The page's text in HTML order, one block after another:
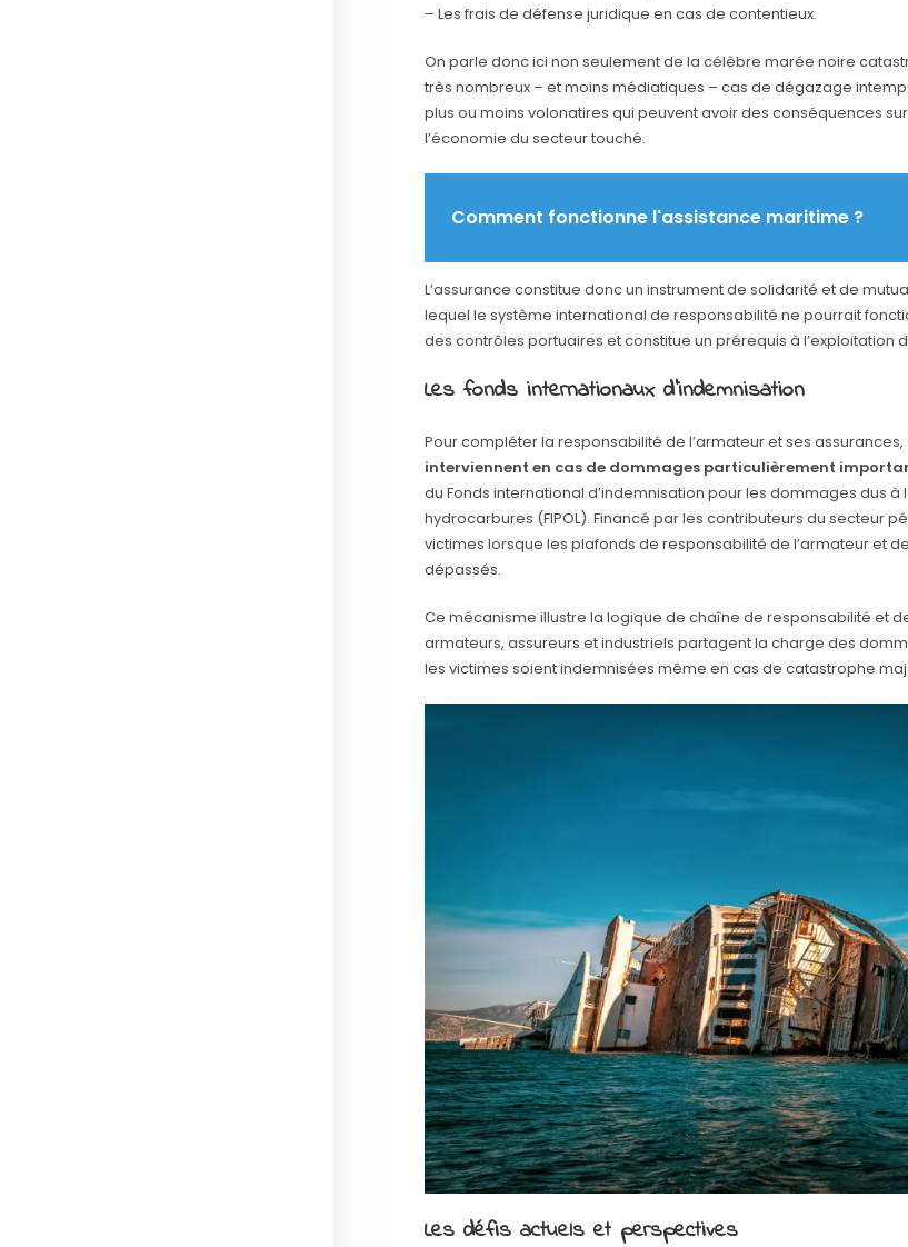
– Les frais de défense juridique en cas de contentieux.
On parle donc ici non seulement de la célèbre marée noire
très nombreux – et moins médiatiques – cas de dégazage
plus ou moins volonatires qui peuvent avoir des conséquences
l’économie du secteur touché.
Comment fonctionne l'assistance maritime ?
L’assurance constitue donc un instrument de solidarité et de
lequel le système international de responsabilité ne pourrait
des contrôles portuaires et constitue un prérequis à l’exploitation
Les fonds internationaux d’indemnisation
Pour compléter la responsabilité de l’armateur et ses assurances,
interviennent en cas de dommages particulièrement
du Fonds international d’indemnisation pour les dommages dus à
hydrocarbures (FIPOL). Financé par les contributeurs du secteur
victimes lorsque les plafonds de responsabilité de l’armateur et
dépassés.
Ce mécanisme illustre la logique de chaîne de responsabilité et
armateurs, assureurs et industriels partagent la charge des
les victimes soient indemnisées même en cas de catastrophe
Les défis actuels et perspectives